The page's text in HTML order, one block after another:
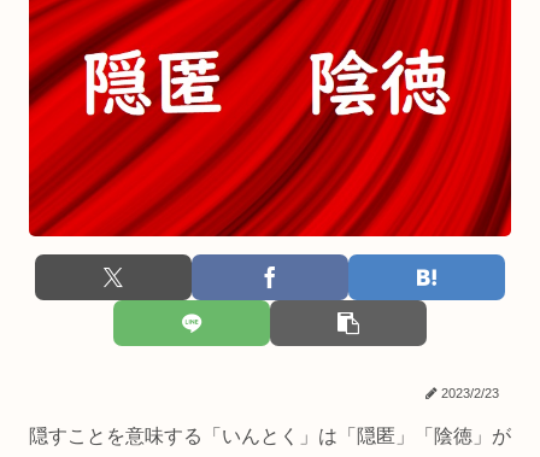
2023/2/23
隠すことを意味する「いんとく」は「隠匿」「陰徳」が